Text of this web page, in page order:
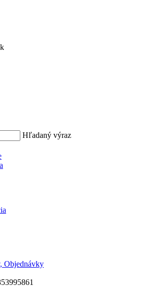
Hľadaný výraz
Objednávky